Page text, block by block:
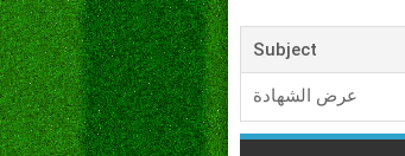
Subject
عرض الشهادة